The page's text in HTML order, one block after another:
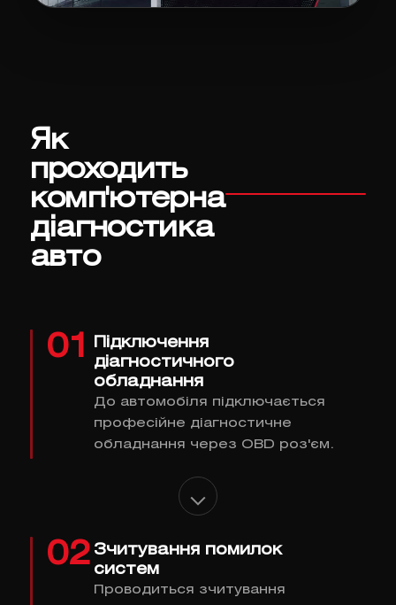
Як
проходить
комп'ютерна
діагностика
авто
01
Підключення
діагностичного
обладнання
До автомобіля підключається
професійне діагностичне
обладнання через OBD роз'єм.
02 Зчитування помилок
систем
Проводиться зчитування